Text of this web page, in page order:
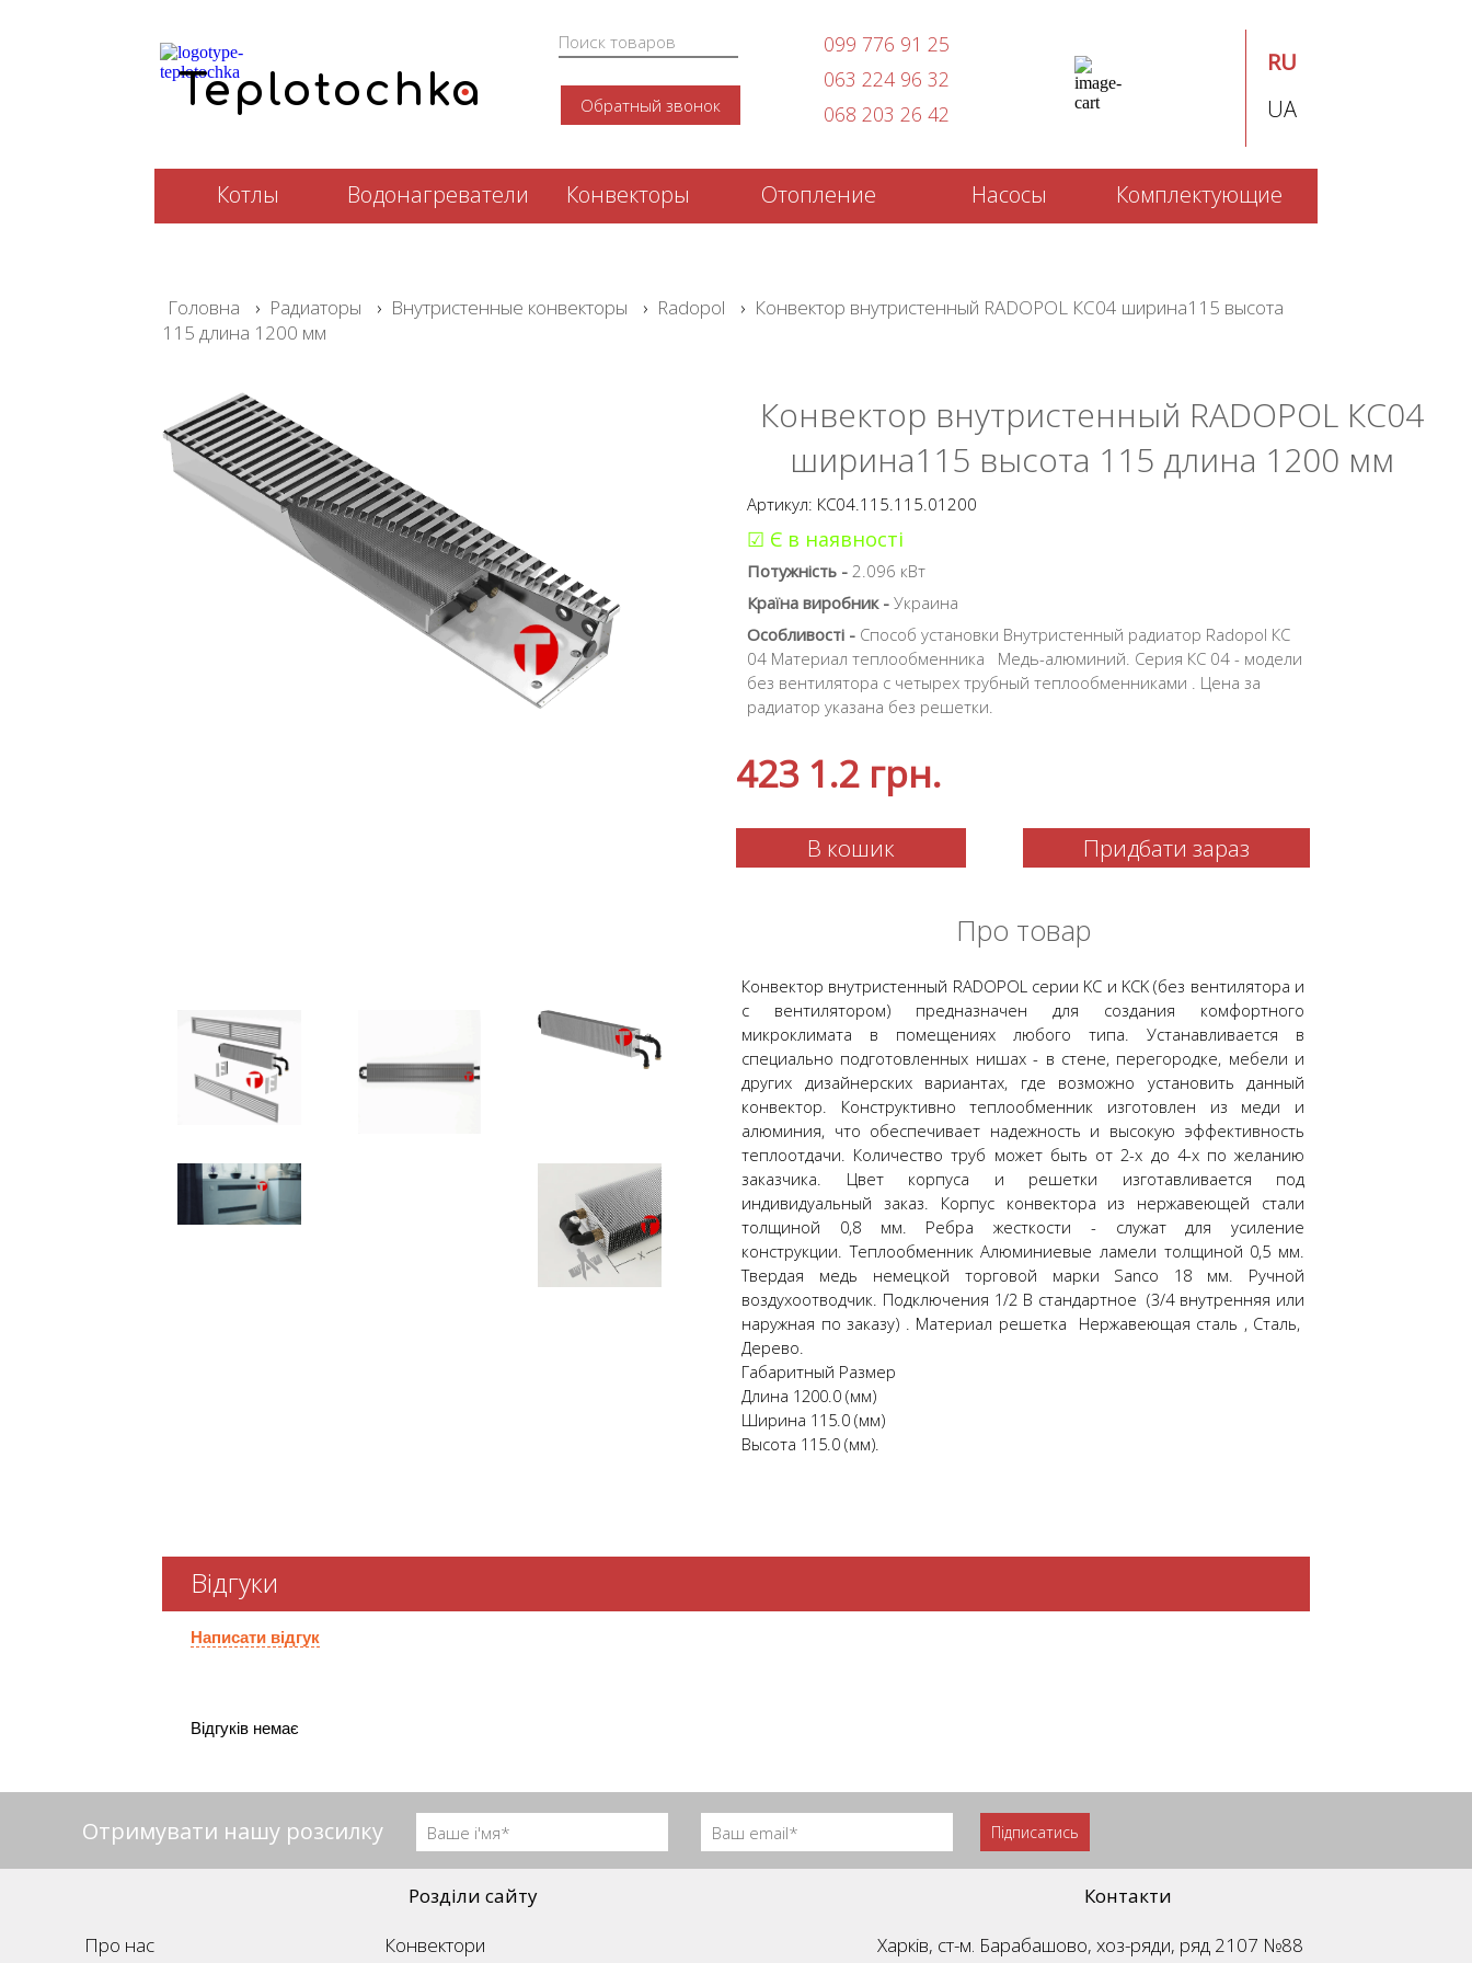
Teplotochka
. Обратный звонок
099 776 91 25
063 224 96 32
068 203 26 42
RU
UA
Котлы Водонагреватели Конвекторы Отопление Насосы Комплектующие
Головна › Радиаторы › Внутристенные конвекторы › Radopol › Конвектор внутристенный RADOPOL КС04 ширина115 высота
115 длина 1200 мм
Конвектор внутристенный RADOPOL КС04
ширина115 высота 115 длина 1200 мм
Артикул: КС04.115.115.01200
☑ Є в наявності
Потужність - 2.096 кВт
Країна виробник - Украина
Особливості - Способ установки Внутристенный радиатор Radopol КС
04 Материал теплообменника Медь-алюминий. Серия КС 04 - модели
без вентилятора с четырех трубный теплообменниками . Цена за
радиатор указана без решетки.
423 1.2грн.
В кошик Придбати зараз
Про товар
Конвектор внутристенный RADOPOL серии KC и KCK (без вентилятора и
с вентилятором) предназначен для создания комфортного
микроклимата в помещениях любого типа. Устанавливается в
специально подготовленных нишах - в стене, перегородке, мебели и
других дизайнерских вариантах, где возможно установить данный
конвектор. Конструктивно теплообменник изготовлен из меди и
алюминия, что обеспечивает надежность и высокую эффективность
теплоотдачи. Количество труб может быть от 2-х до 4-х по желанию
заказчика. Цвет корпуса и решетки изготавливается под
индивидуальный заказ. Корпус конвектора из нержавеющей стали
толщиной 0,8 мм. Ребра жесткости - служат для усиление
конструкции. Теплообменник Алюминиевые ламели толщиной 0,5 мм.
Твердая медь немецкой торговой марки Sanco 18 мм. Ручной
воздухоотводчик. Подключения 1/2 В стандартное (3/4 внутренняя или
наружная по заказу) . Материал решетка Нержавеющая сталь , Сталь,
Дерево.
Габаритный Размер
Длина 1200.0 (мм)
Ширина 115.0 (мм)
Высота 115.0 (мм).
Відгуки
Написати відгук
Відгуків немає
Отримувати нашу розсилку Підписатись
Розділи сайту
Про нас
Конвектори
Контакти
Харків, ст-м. Барабашово, хоз-ряди, ряд 2107 №88